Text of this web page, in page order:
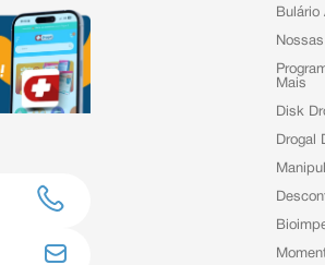
Bulário
Mais
Disk
Drogal